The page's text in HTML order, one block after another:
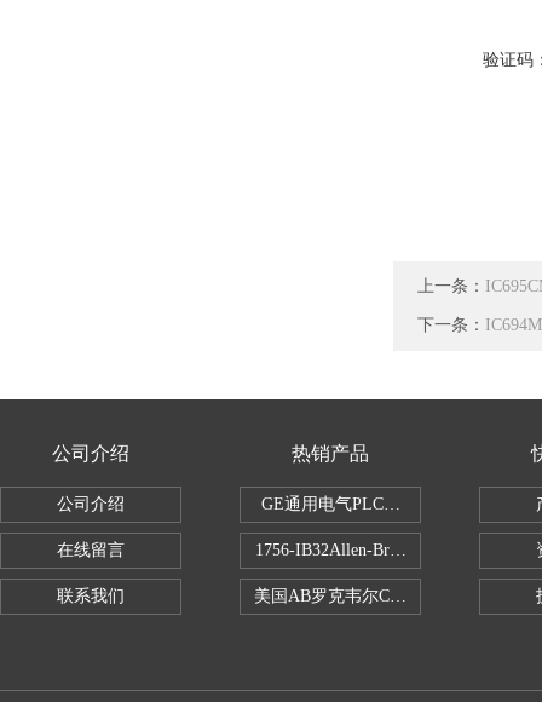
验证码
上一条：
下一条：
公司介绍
公司介绍
在线留言
联系我们
热销产品
GE通用电气PLC控制器
1756-IB32Allen-Bradley1756IB32数字
美国AB罗克韦尔CPU处理器